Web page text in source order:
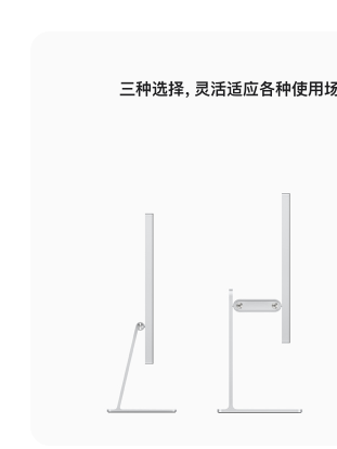
三种选择，灵活适应各种使用场